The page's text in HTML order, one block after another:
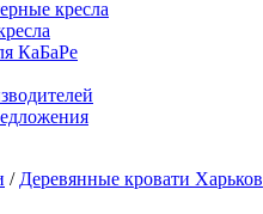
кресла
КаБаРе
/ Деревянные кровати Харьков